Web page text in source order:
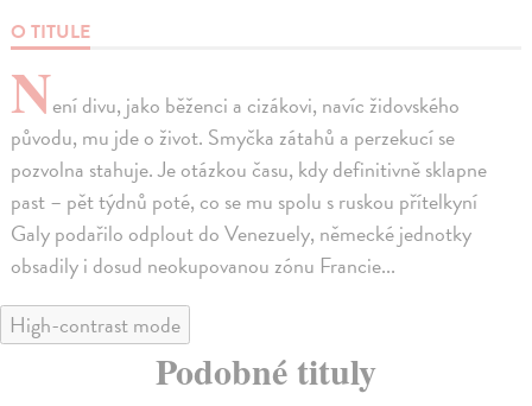
O TITULE
Není divu, jako běženci a cizákovi, navíc židovského
původu, mu jde o život. Smyčka zátahů a perzekucí se
pozvolna stahuje. Je otázkou času, kdy definitivně sklapne
past – pět týdnů poté, co se mu spolu s ruskou přítelkyní
Galy podařilo odplout do Venezuely, německé jednotky
obsadily i dosud neokupovanou zónu Francie...
High-contrast mode
Podobné tituly